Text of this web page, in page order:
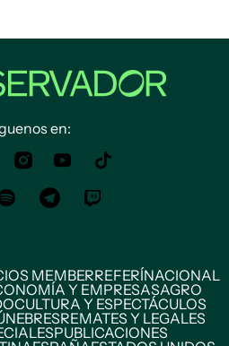
en:
MEMBERREFERÍNACIONAL
Y EMPRESASAGRO
CULTURA Y ESPECTÁCULOS
REMATES Y LEGALES
PUBLICACIONES